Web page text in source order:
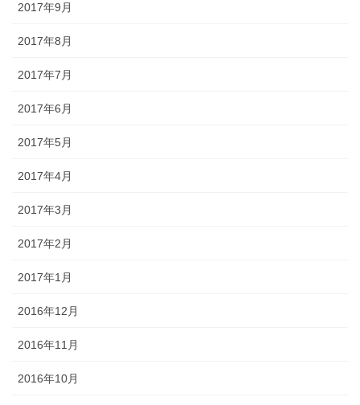
2017年9月
2017年8月
2017年7月
2017年6月
2017年5月
2017年4月
2017年3月
2017年2月
2017年1月
2016年12月
2016年11月
2016年10月